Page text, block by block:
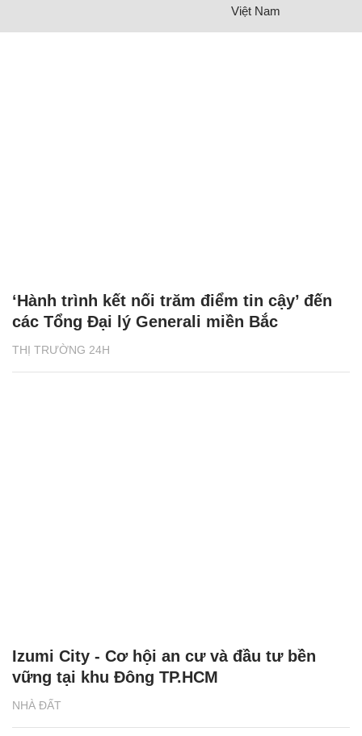
Việt Nam
THỊ TRƯỜNG 24H
‘Hành trình kết nối trăm điểm tin cậy’ đến
các Tổng Đại lý Generali miền Bắc
NHÀ ĐẤT
Izumi City - Cơ hội an cư và đầu tư bền
vững tại khu Đông TP.HCM